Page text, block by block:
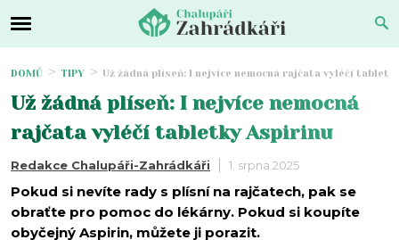
DOMŮ TIPY Už žádná plíseň: I nejvíce nemocná rajčata vyléčí
Už žádná plíseň: I nejvíce nemocná
rajčata vyléčí tabletky Aspirinu
Redakce Chalupáři-Zahrádkáři 1. srpna 2025
Pokud si nevíte rady s plísní na rajčatech, pak se
obraťte pro pomoc do lékárny. Pokud si koupíte
obyčejný Aspirin, můžete ji porazit.